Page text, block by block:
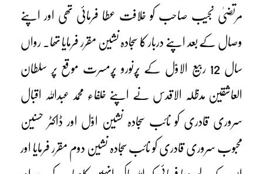
مرتضیٰ نجیب صاحب کو خلافت عطا فرمائی تھی اور اپنے
وصال کے بعد اپنے دربار کا سجادہ نشین مقرر فرمایا تھا۔ رواں
سال 12 ربیع الاوّل کے پُرنورو پُرمسرت موقع پر سلطان
العاشقین مدظلہ الاقدس نے اپنے خلفاء محمد عبداللہ اقبال
سروری قادری کو نائب سجادہ نشین اوّل اور ڈاکٹر حسنین
محبوب سروری قادری کو نائب سجادہ نشین دوم مقرر فرمایا اور